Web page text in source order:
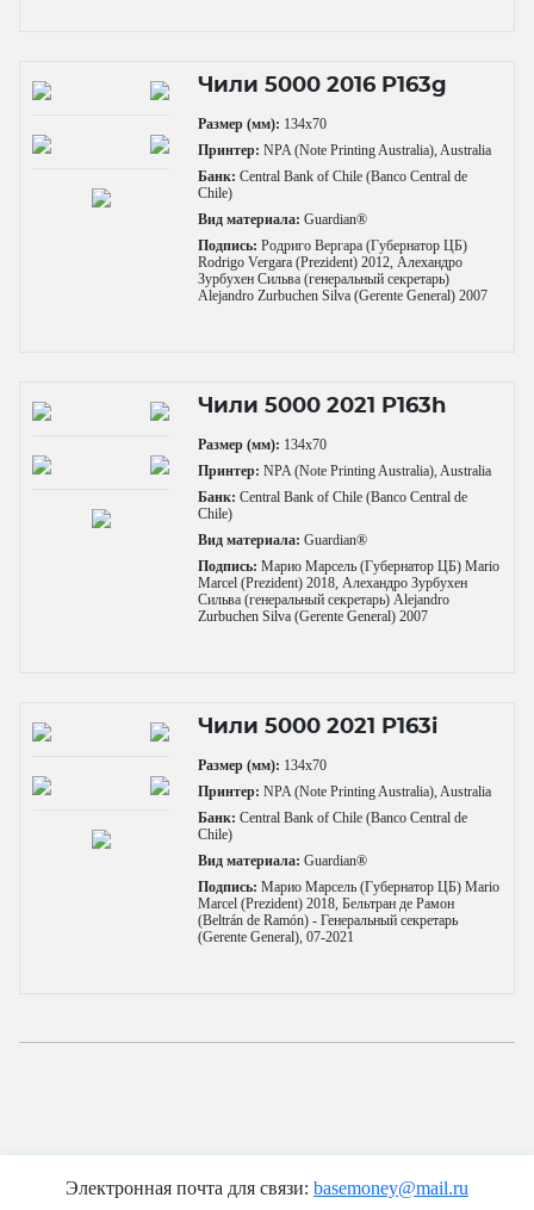
Чили 5000 2016 P163g
Размер (мм): 134x70
Принтер: NPA (Note Printing Australia), Australia
Банк: Central Bank of Chile (Banco Central de
Chile)
Вид материала: Guardian®
Подпись: Родриго Вергара (Губернатор ЦБ)
Rodrigo Vergara (Prezident) 2012, Алехандро
Зурбухен Сильва (генеральный секретарь)
Alejandro Zurbuchen Silva (Gerente General) 2007
Чили 5000 2021 P163h
Размер (мм): 134x70
Принтер: NPA (Note Printing Australia), Australia
Банк: Central Bank of Chile (Banco Central de
Chile)
Вид материала: Guardian®
Подпись: Марио Марсель (Губернатор ЦБ) Mario
Marcel (Prezident) 2018, Алехандро Зурбухен
Сильва (генеральный секретарь) Alejandro
Zurbuchen Silva (Gerente General) 2007
Чили 5000 2021 P163i
Размер (мм): 134x70
Принтер: NPA (Note Printing Australia), Australia
Банк: Central Bank of Chile (Banco Central de
Chile)
Вид материала: Guardian®
Подпись: Марио Марсель (Губернатор ЦБ) Mario
Marcel (Prezident) 2018, Бельтран де Рамон
(Beltrán de Ramón) - Генеральный секретарь
(Gerente General), 07-2021
Электронная почта для связи: basemoney@mail.ru